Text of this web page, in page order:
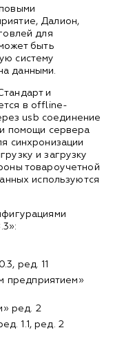
Далион,
для
быть
систему
данными.
и
в offline-
usb соединение
помощи сервера
синхронизации
и загрузку
товароучетной
используются
ред. 11
предприятием»
ред. 2
1.1, ред. 2